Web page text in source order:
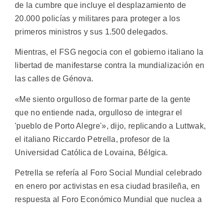
de la cumbre que incluye el desplazamiento de
20.000 policías y militares para proteger a los
primeros ministros y sus 1.500 delegados.
Mientras, el FSG negocia con el gobierno italiano la
libertad de manifestarse contra la mundialización en
las calles de Génova.
«Me siento orgulloso de formar parte de la gente
que no entiende nada, orgulloso de integrar el
'pueblo de Porto Alegre'», dijo, replicando a Luttwak,
el italiano Riccardo Petrella, profesor de la
Universidad Católica de Lovaina, Bélgica.
Petrella se refería al Foro Social Mundial celebrado
en enero por activistas en esa ciudad brasileña, en
respuesta al Foro Económico Mundial que nuclea a